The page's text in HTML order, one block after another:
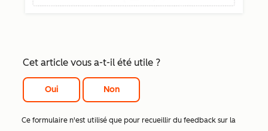
Cet article vous a-t-il été utile ?
Oui Non
Ce formulaire n'est utilisé que pour recueillir du feedback sur la